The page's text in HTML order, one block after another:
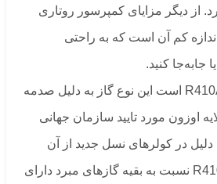
از دیگر مزایای کمپرسور روتاری
کم آن است که به راحتی
جابه‌جا کنید.
گاز مبرد این دستگاه R410A است این نوع گاز به دلیل صدمه
اوزون مورد تایید سازمان جهانی
در کولرهای نسل جدید از آن
استفاده می‌کنند. گاز R410 نسبت به بقیه گازهای مبرد دارای